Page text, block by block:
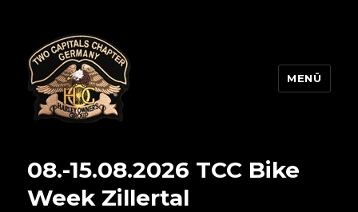
MENÜ
08.-15.08.2026 TCC Bike
Week Zillertal